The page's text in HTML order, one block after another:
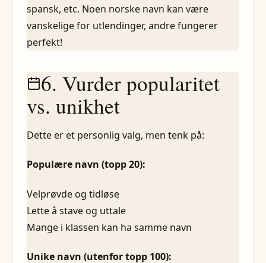
spansk, etc. Noen norske navn kan være
vanskelige for utlendinger, andre fungerer
perfekt!
6. Vurder popularitet
vs. unikhet
Dette er et personlig valg, men tenk på:
Populære navn (topp 20):
Velprøvde og tidløse
Lette å stave og uttale
Mange i klassen kan ha samme navn
Unike navn (utenfor topp 100):